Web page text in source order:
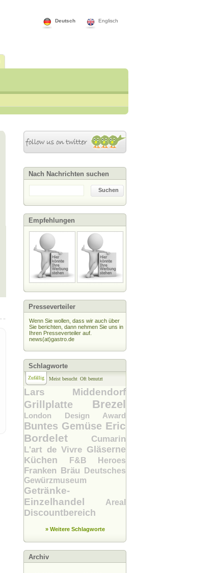
Englisch
Deutsch
Nach Nachrichten suchen
Suchen
Empfehlungen
Presseverteiler
Wenn Sie wollen, dass wir auch über
Sie berichten, dann nehmen Sie uns in
Ihren Presseverteiler auf.
news(at)gastro.de
Schlagworte
Zufällig Meist besucht Oft benutzt
Lars Middendorf
Grillplatte Brezel
London Design Award
Buntes Gemüse Eric
Bordelet
Cumarin
L'art de Vivre Gläserne
Küchen
F&B Heroes
Franken Bräu
Deutsches
Gewürzmuseum
Getränke-
Einzelhandel
Areal
Discountbereich
» Weitere Schlagworte
Archiv